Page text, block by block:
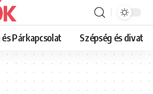
Párkapcsolat Szépség és divat